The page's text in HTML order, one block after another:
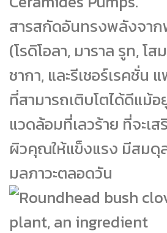
สารสกัดอันทรงพลังจา
(โรดิโอลา, มาราล รูท, โส
ชากา, และรีเชอร์เรคชั่น
ที่สามารถเติบโตได้ดีแม้อ
แวดล้อมที่เลวร้าย ที่จะเ
ผิวคุณให้แข็งแรง มีสม
มลภาวะตลอดวัน